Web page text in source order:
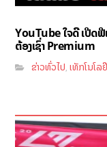
YouTube ໃຈດີ ເປີດ
ຕ້ອງເຊົ່າ Premium
ຂ່າວທົ່ວໄປ,ເທັກໂນໂລຢີ